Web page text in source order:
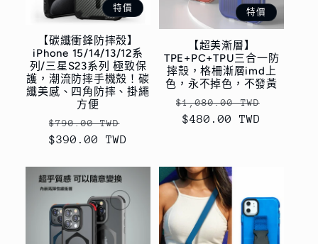
特價
【碳纖衝鋒防摔殼】
iPhone 15/14/13/12系
列/三星S23系列 極致保
護，潮流防摔手機殼！碳
纖美感、四角防摔、掛繩
方便
定
價
$790.00 TWD
$390.00 TWD
特價
【超美漸層】
TPE+PC+TPU三合一防
摔殼，格柵漸層imd上
色，永不掉色，不發黃
定
價
$1,080.00 TWD
$480.00 TWD